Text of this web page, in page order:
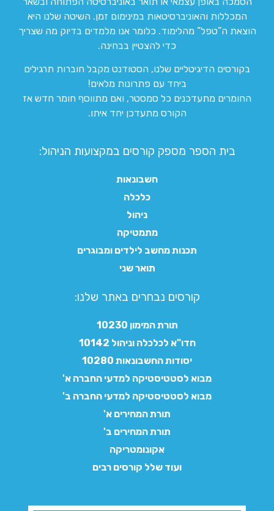
המכללות והאוניברסיטאות במינימום זמן. השיטה שלנו היא
הוצאת ה”טפל” מהלימוד. כלומר אנו מלמדים בדיוק מה שצריך
כדי להצטיין בבחינה.
בקורסים הדיגיטליים שלנו, הסטודנט מקבל חוברות תרגילים
ביחד עם פתרונות מלאים!
החומרים מתעדכנים כל סמסטר, ואם מתווסף חומר חדש אז
הקורס מתעדכן יחד איתו.
בית הספר מספק קורסים במקצועות הניהול:
חשבונאות
כלכלה
ניהול
מתמטיקה
תכנות מחשב לילדים ומבוגרים
תואר שני
קורסים נבחרים באתר שלנו:​
תורת המימון 10230
חדו"א לכלכלה וניהול 10142
יסודות החשבונאות 10280
מבוא לסטטיסטיקה למדעי החברה א'
מבוא לסטטיסטיקה למדעי החברה ב'
תורת המחירים א'
תורת המחירים ב'
אקונומטריקה
ועוד שלל קורסים רבים